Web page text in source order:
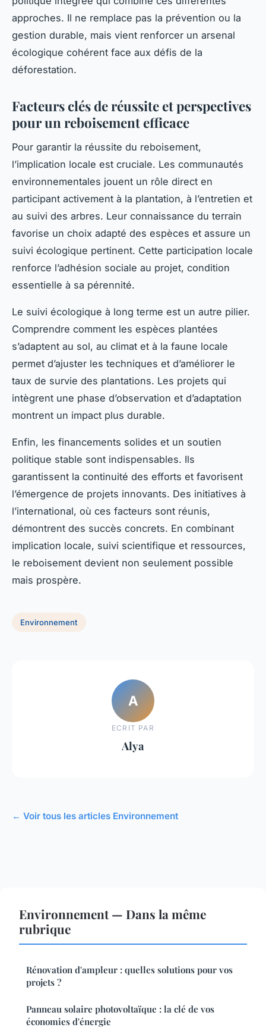
approches. Il ne remplace pas la prévention ou la
gestion durable, mais vient renforcer un arsenal
écologique cohérent face aux défis de la
déforestation.
Facteurs clés de réussite et perspectives
pour un reboisement efficace
Pour garantir la réussite du reboisement,
l’implication locale est cruciale. Les communautés
environnementales jouent un rôle direct en
participant activement à la plantation, à l’entretien et
au suivi des arbres. Leur connaissance du terrain
favorise un choix adapté des espèces et assure un
suivi écologique pertinent. Cette participation locale
renforce l’adhésion sociale au projet, condition
essentielle à sa pérennité.
Le suivi écologique à long terme est un autre pilier.
Comprendre comment les espèces plantées
s’adaptent au sol, au climat et à la faune locale
permet d’ajuster les techniques et d’améliorer le
taux de survie des plantations. Les projets qui
intègrent une phase d’observation et d’adaptation
montrent un impact plus durable.
Enfin, les financements solides et un soutien
politique stable sont indispensables. Ils
garantissent la continuité des efforts et favorisent
l’émergence de projets innovants. Des initiatives à
l’international, où ces facteurs sont réunis,
démontrent des succès concrets. En combinant
implication locale, suivi scientifique et ressources,
le reboisement devient non seulement possible
mais prospère.
Environnement
A
ECRIT PAR
Alya
← Voir tous les articles Environnement
Environnement — Dans la même
rubrique
Rénovation d'ampleur : quelles solutions pour vos
projets ?
Panneau solaire photovoltaïque : la clé de vos
économies d'énergie